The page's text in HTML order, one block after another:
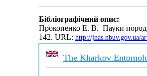
Бібліографічний опис:
Прокопенко Е. В. Пауки
142. URL: http://jnas.nbuv.gov.ua/
The Kharkov